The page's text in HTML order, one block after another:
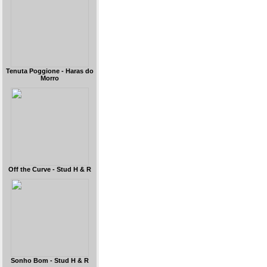
Tenuta Poggione - Haras do
Morro
Off the Curve - Stud H & R
Sonho Bom - Stud H & R